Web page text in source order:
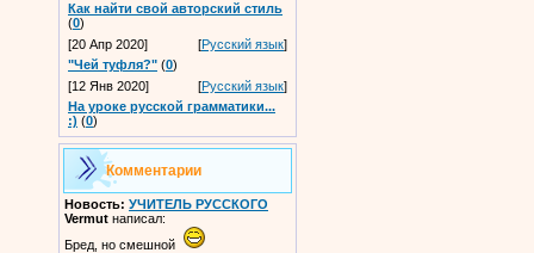
Как найти свой авторский стиль
(0)
[20 Апр 2020]
[Русский язык]
"Чей туфля?" (0)
[12 Янв 2020]
[Русский язык]
На уроке русской грамматики...
:) (0)
Комментарии
Новость: УЧИТЕЛЬ РУССКОГО
Vermut написал:
Бред, но смешной